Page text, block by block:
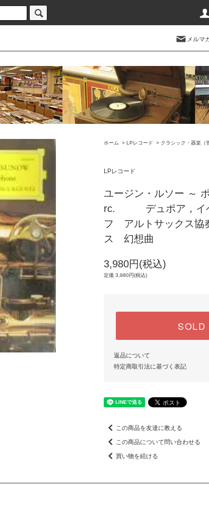
メルマ
ホーム > LPレコード > クラシック・器楽（
LPレコード
ユージン・ルソー ～
rc. デュポア，イベ
フ アルトサックス協
ス 幻想曲
3,980円(税込)
定価 3,980円(税込)
SOLD
返品について
特定商取引法に基づく表記
この商品を友達に教える
この商品について問い合わせる
買い物を続ける